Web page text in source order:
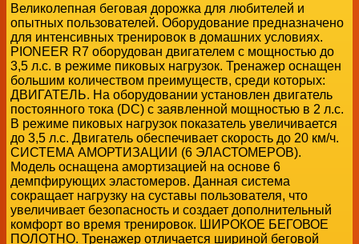
Великолепная беговая дорожка для любителей и
опытных пользователей. Оборудование предназначено
для интенсивных тренировок в домашних условиях.
PIONEER R7 оборудован двигателем с мощностью до
3,5 л.с. в режиме пиковых нагрузок. Тренажер оснащен
большим количеством преимуществ, среди которых:
ДВИГАТЕЛЬ. На оборудовании установлен двигатель
постоянного тока (DC) с заявленной мощностью в 2 л.с.
В режиме пиковых нагрузок показатель увеличивается
до 3,5 л.с. Двигатель обеспечивает скорость до 20 км/ч.
СИСТЕМА АМОРТИЗАЦИИ (6 ЭЛАСТОМЕРОВ).
Модель оснащена амортизацией на основе 6
демпфирующих эластомеров. Данная система
сокращает нагрузку на суставы пользователя, что
увеличивает безопасность и создает дополнительный
комфорт во время тренировок. ШИРОКОЕ БЕГОВОЕ
ПОЛОТНО. Тренажер отличается шириной беговой